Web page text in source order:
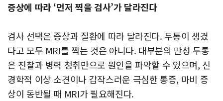
증상에 따라 ‘먼저 찍을 검사’가 달라진다
검사 선택은 증상과 질환에 따라 달라진다. 두통이 생겼
다고 모두 MRI를 찍는 것은 아니다. 대부분의 만성 두통
은 진찰과 병력 청취만으로 원인을 파악할 수 있으며, 신
경학적 이상 소견이나 갑작스러운 극심한 통증, 마비 증
상이 동반될 때 MRI가 필요해진다.